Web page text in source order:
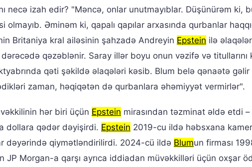
necə izah edir? "Məncə, onlar unutmayıblar. Düşünürəm ki,
olmayıb. Əminəm ki, qapalı qapılar arxasında qurbanlar
Britaniya kral ailəsinin şahzadə Andreyin Epstein ilə
qəzəblənir. Saray illər boyu onun vəzifə və titullarını
qəti şəkildə əlaqələri kəsib. Blum belə qənaətə
zaman, həqiqətən də qurbanlara əhəmiyyət vermirlər".
hər biri üçün Epstein mirasından təzminat əldə etdi
dollara qədər dəyişirdi. Epstein 2019-cu ildə həbsxana
dəyərində qiymətləndirilirdi. 2024-cü ildə Blumun firması
JP Morgan-a qarşı ayrıca iddiadan müvəkkilləri üçün oxşar